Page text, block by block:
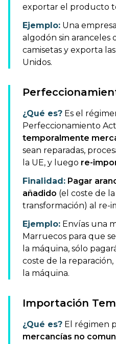
exportar el producto
Ejemplo: Una
algodón sin aranceles
camisetas y exporta
Unidos.
¿Qué es? Es el
Perfeccionamiento
temporalmente
sean reparadas,
la UE, y luego re-
Finalidad: Pagar
añadido (el coste de
transformación) al re-
Ejemplo: Envías una
Marruecos para que
la máquina, sólo
coste de la
la máquina.
Importación
¿Qué es? El régimen
mercancías no